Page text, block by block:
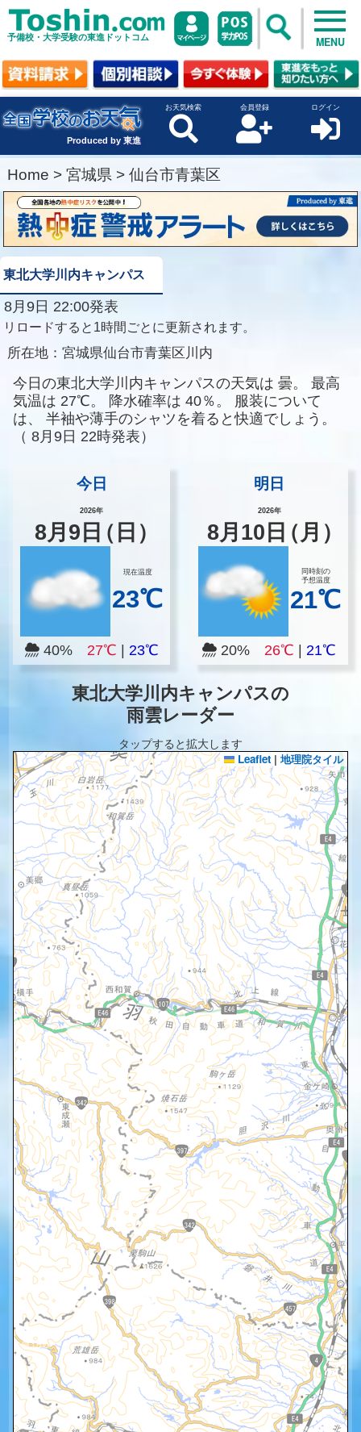
予備校・大学受験の東進ドットコム MENU
Produced by 東進
お天気検索 会員登録 ログイン
Home > 宮城県 > 仙台市青葉区
東北大学川内キャンパス
8月9日 22:00発表
リロードすると1時間ごとに更新されます。
所在地： 宮城県仙台市青葉区川内
今日の東北大学川内キャンパスの天気は 曇。
最高
気温は 27℃。 降水確率は 40％。
服装について
は、
半袖や薄手のシャツを着ると快適でしょう。
（ 8月9日 22時発表）
今日
2026年
8月 9 日（日）
現在温度
23℃
40% 27℃ 23℃
明日
2026年
8月 10 日（月）
同時刻の
予想温度
21℃
20%26℃ |21℃
東北大学川内キャンパスの
雨雲レーダー
タップすると拡大します
Leaflet | 地理院タイル